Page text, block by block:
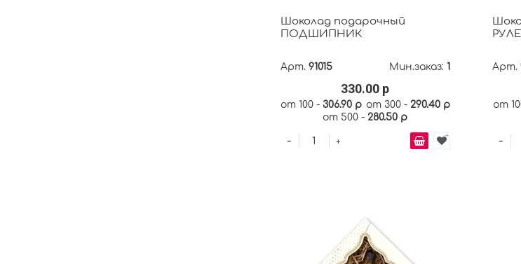
Шоколад подарочный
ПОДШИПНИК
Арт. 91015 Мин.заказ: 1
330.00 р
от 100 - 306.90 р от 300 - 290.40 р
от 500 - 280.50 р
+
-
Арт.
от
-